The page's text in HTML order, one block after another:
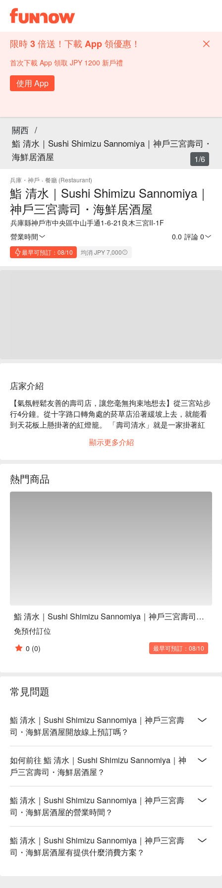
限時 3 倍送！下載 App 領優惠！
首次下載 App 領取 JPY 1200 新戶禮
使用 App
關西 /
鮨 清水｜Sushi Shimizu Sannomiya｜神戶三宮壽司・
海鮮居酒屋
兵庫・神戶 · 餐廳 (Restaurant)
鮨 清水｜Sushi Shimizu Sannomiya｜
神戶三宮壽司・海鮮居酒屋
兵庫縣神戶市中央區中山手通1-6-21良木三宮II-1F
營業時間
0.0 評論 0
最早可預訂：08/10 均消 JPY 7,000
1/6
店家介紹
【氣氛輕鬆友善的壽司店，讓您毫無拘束地想去】從三宮站步
行4分鐘。從十字路口轉角處的菸草店沿著緩坡上去，就能看
到天花板上懸掛著的紅燈籠。 「壽司清水」就是一家掛著紅
是讓每個人都能安心地享用當季新鮮魚類，價格也合理。長長
長愉快地聊天。也歡迎帶小朋友來！孩子們可以一邊欣賞水族
箱當日捕獲的魚兒遊來游去，一邊享用美食。
顯示更多介紹
熱門商品
鮨 清水｜Sushi Shimizu Sannomiya｜神戶三宮壽司・海鮮居酒屋
免預付訂位
0 (0) 最早可預訂：08/10
常見問題
鮨 清水｜Sushi Shimizu Sannomiya｜神戶三宮壽
司・海鮮居酒屋開放線上預訂嗎？
如何前往 鮨 清水｜Sushi Shimizu Sannomiya｜神
戶三宮壽司・海鮮居酒屋？
鮨 清水｜Sushi Shimizu Sannomiya｜神戶三宮壽
司・海鮮居酒屋的營業時間？
鮨 清水｜Sushi Shimizu Sannomiya｜神戶三宮壽
司・海鮮居酒屋有提供什麼消費方案？